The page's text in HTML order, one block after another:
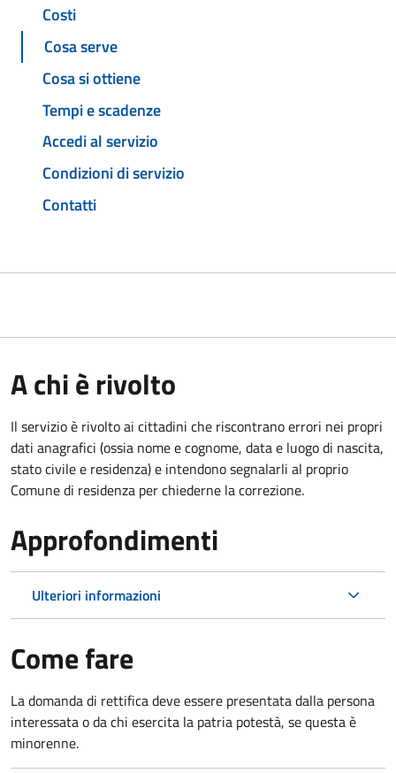
Costi
Cosa serve
Cosa si ottiene
Tempi e scadenze
Accedi al servizio
Condizioni di servizio
Contatti
A chi è rivolto
Il servizio è rivolto ai cittadini che riscontrano errori nei propri
dati anagrafici (ossia nome e cognome, data e luogo di nascita,
stato civile e residenza) e intendono segnalarli al proprio
Comune di residenza per chiederne la correzione.
Approfondimenti
Ulteriori informazioni
Come fare
La domanda di rettifica deve essere presentata dalla persona
interessata oda chi esercita la patria potestà, se questa è
minorenne.